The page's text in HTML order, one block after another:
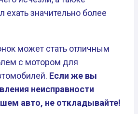
ехать значительно более
может стать отличным
с мотором для
Если же вы
неисправности
авто, не откладывайте!